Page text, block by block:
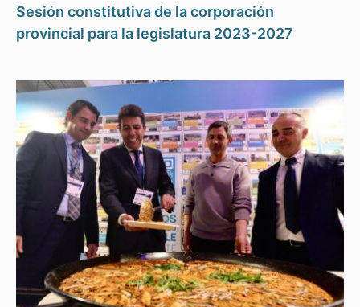
Sesión constitutiva de la corporación
provincial para la legislatura 2023-2027